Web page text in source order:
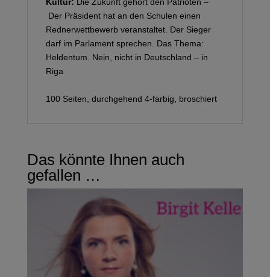
Der Präsident hat an den Schulen einen
Rednerwettbewerb veranstaltet. Der Sieger
darf im Parlament sprechen. Das Thema:
Heldentum. Nein, nicht in Deutschland – in
Riga
100 Seiten, durchgehend 4-farbig, broschiert
Das könnte Ihnen auch
gefallen …